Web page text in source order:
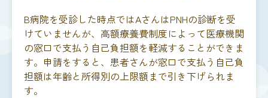
B病院を受診した時点ではAさんはPNHの診断を受
けていませんが、高額療養費制度によって医療機関
の窓口で支払う自己負担額を軽減することができま
す。申請をすると、患者さんが窓口で支払う自己負
担額は年齢と所得別の上限額まで引き下げられま
す。